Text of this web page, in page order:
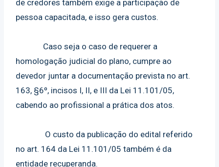
de credores também exige a participação de
pessoa capacitada, e isso gera custos.
Caso seja o caso de requerer a
homologação judicial do plano, cumpre ao
devedor juntar a documentação prevista no art.
163, §6º, incisos I, II, e III da Lei 11.101/05,
cabendo ao profissional a prática dos atos.
O custo da publicação do edital referido
no art. 164 da Lei 11.101/05 também é da
entidade recuperanda.